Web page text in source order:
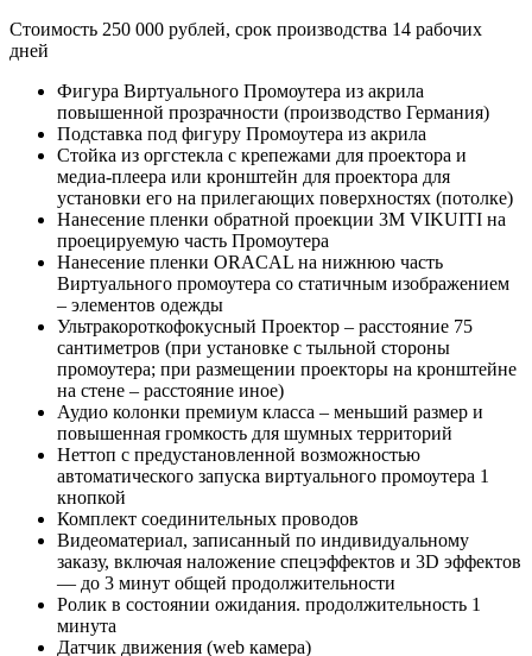
Стоимость 250 000 рублей, срок производства 14 рабочих
дней
Фигура Виртуального Промоутера из акрила
повышенной прозрачности (производство Германия)
Подставка под фигуру Промоутера из акрила
Стойка из оргстекла с крепежами для проектора и
медиа-плеера или кронштейн для проектора для
установки его на прилегающих поверхностях (потолке)
Нанесение пленки обратной проекции 3M VIKUITI на
проецируемую часть Промоутера
Нанесение пленки ORACAL на нижнюю часть
Виртуального промоутера со статичным изображением
– элементов одежды
Ультракороткофокусный Проектор – расстояние 75
сантиметров (при установке с тыльной стороны
промоутера; при размещении проекторы на кронштейне
на стене – расстояние иное)
Аудио колонки премиум класса – меньший размер и
повышенная громкость для шумных территорий
Неттоп с предустановленной возможностью
автоматического запуска виртуального промоутера 1
кнопкой
Комплект соединительных проводов
Видеоматериал, записанный по индивидуальному
заказу, включая наложение спецэффектов и 3D эффектов
— до 3 минут общей продолжительности
Ролик в состоянии ожидания. продолжительность 1
минута
Датчик движения (web камера)